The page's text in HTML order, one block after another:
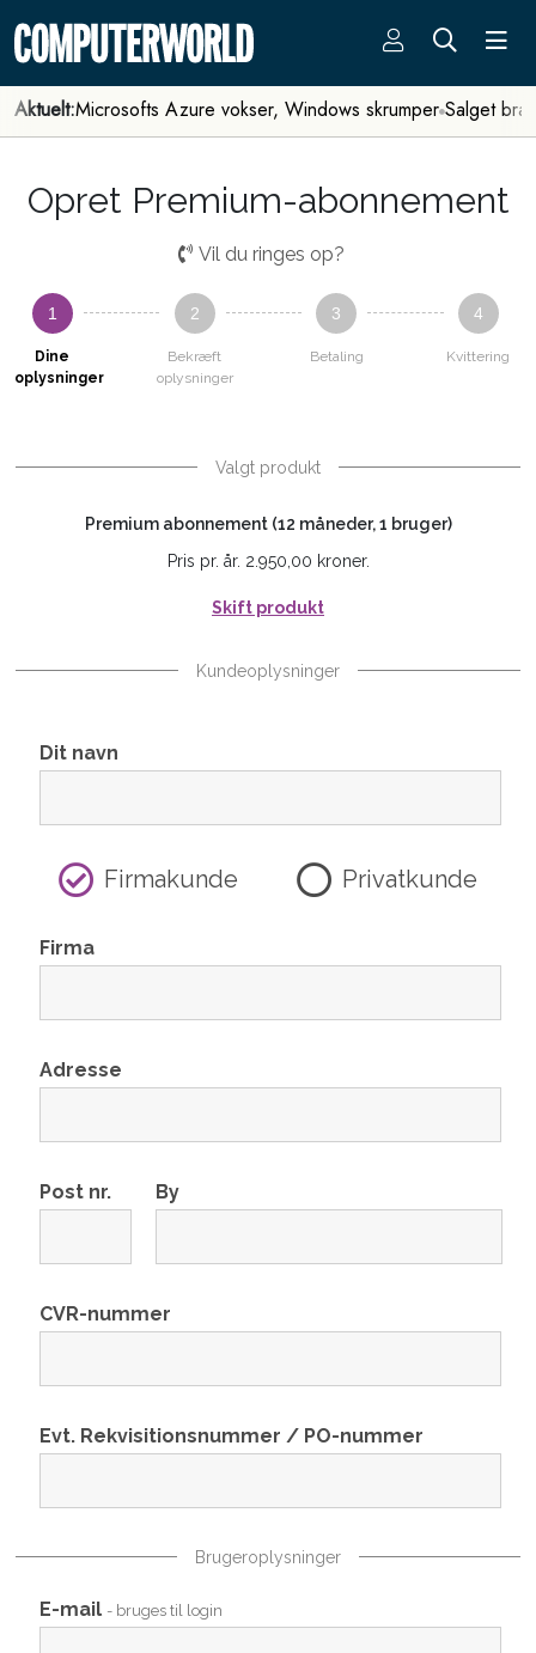
Aktuelt:Microsofts Azure vokser, Windows skrumper Salget
Opret Premium-abonnement
Vil du ringes op?
1
Dine
oplysninger
2
Bekræft
oplysninger
3
Betaling
4
Kvittering
Valgt produkt
Premium abonnement (12 måneder, 1 bruger)
Pris pr. år. 2.950,00 kroner.
Skift produkt
Kundeoplysninger
Dit navn
Firmakunde Privatkunde
Firma
Adresse
Post nr. By
CVR-nummer
Evt. Rekvisitionsnummer / PO-nummer
Brugeroplysninger
E-mail - bruges til login